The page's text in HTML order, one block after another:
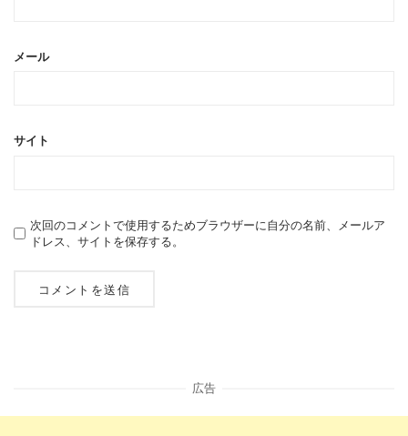
メール
サイト
次回のコメントで使用するためブラウザーに自分の名前、メールア
ドレス、サイトを保存する。
広告